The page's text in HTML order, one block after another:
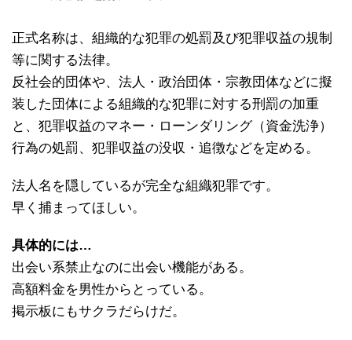
正式名称は、組織的な犯罪の処罰及び犯罪収益の規制
等に関する法律。
反社会的団体や、法人・政治団体・宗教団体などに擬
装した団体による組織的な犯罪に対する刑罰の加重
と、犯罪収益のマネー・ローンダリング（資金洗浄）
行為の処罰、犯罪収益の没収・追徴などを定める。
法人名を隠しているが完全な組織犯罪です。
早く捕まってほしい。
具体的には…
出会い系禁止なのに出会い機能がある。
高額料金を男性からとっている。
掲示板にもサクラだらけだ。